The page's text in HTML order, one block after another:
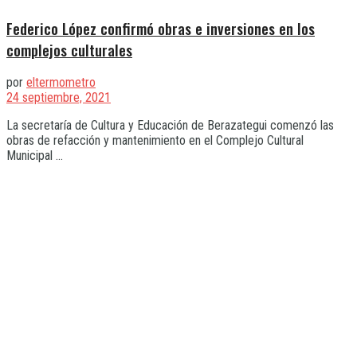
Federico López confirmó obras e inversiones en los
complejos culturales
por eltermometro
24 septiembre, 2021
La secretaría de Cultura y Educación de Berazategui comenzó las
obras de refacción y mantenimiento en el Complejo Cultural
Municipal ...